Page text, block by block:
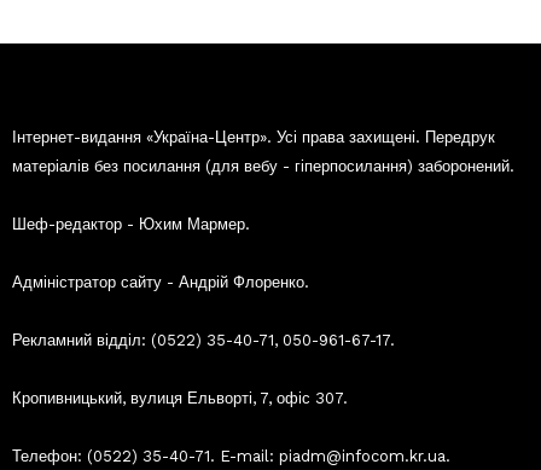
Інтернет-видання «Україна-Центр». Усі права захищені. Передрук
матеріалів без посилання (для вебу - гіперпосилання) заборонений.
Шеф-редактор - Юхим Мармер.
Адміністратор сайту - Андрій Флоренко.
Рекламний відділ: (0522) 35-40-71, 050-961-67-17.
Кропивницький, вулиця Ельворті, 7, офіс 307.
Телефон: (0522) 35-40-71. E-mail: piadm@infocom.kr.ua.